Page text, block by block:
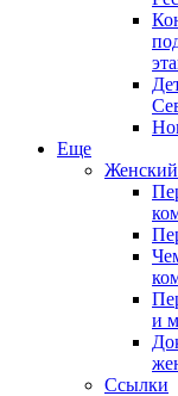
Еще
и
Ссылки